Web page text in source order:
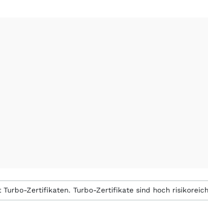
Zertifikaten. Turbo-Zertifikate sind hoch